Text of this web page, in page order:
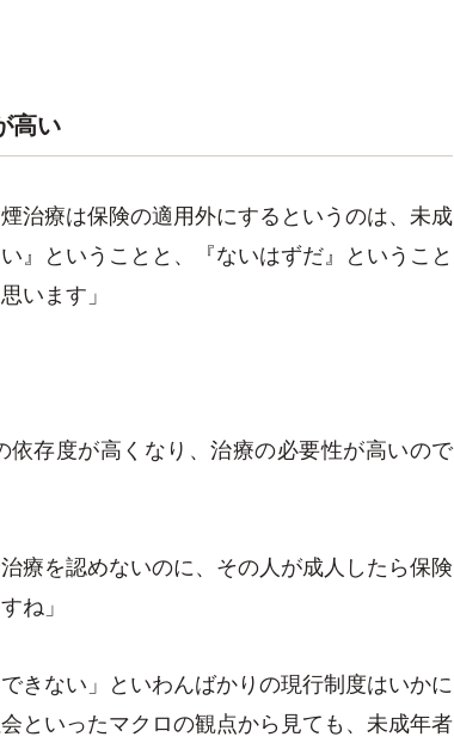
高い
治療は保険の適用外にするというのは、未成
』ということと、『ないはずだ』ということ
います」
依存度が高くなり、治療の必要性が高いので
療を認めないのに、その人が成人したら保険
ね」
きない」といわんばかりの現行制度はいかに
といったマクロの観点から見ても、未成年者